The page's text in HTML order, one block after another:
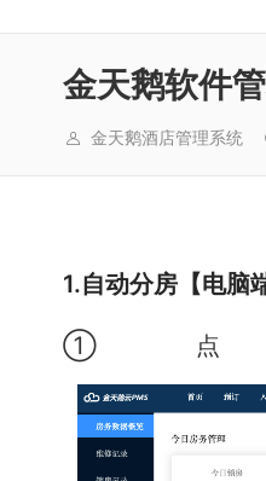
金天鹅软件
金天鹅酒店管理系统
1.自动分房【电脑
①点